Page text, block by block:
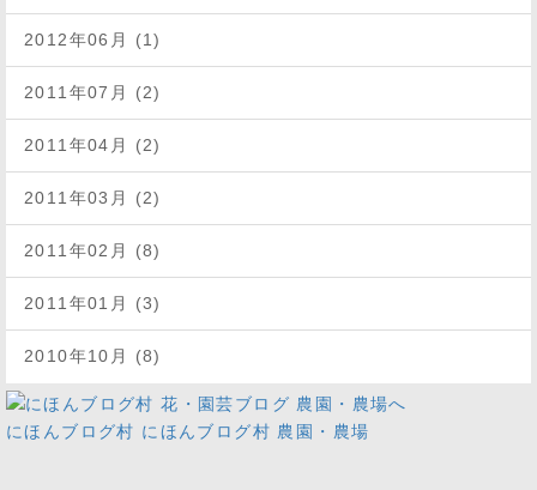
2012年06月 (1)
2011年07月 (2)
2011年04月 (2)
2011年03月 (2)
2011年02月 (8)
2011年01月 (3)
2010年10月 (8)
にほんブログ村 にほんブログ村 農園・農場